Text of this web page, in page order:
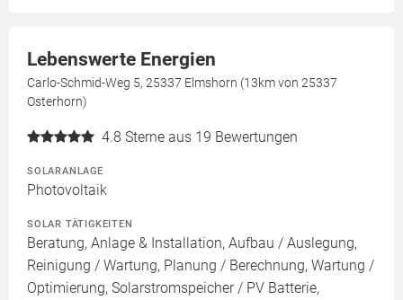
Lebenswerte Energien
Carlo-Schmid-Weg 5, 25337 Elmshorn (13km von 25337
Osterhorn)
4.8 Sterne aus 19 Bewertungen
SOLARANLAGE
Photovoltaik
SOLAR TÄTIGKEITEN
Beratung, Anlage & Installation, Aufbau / Auslegung,
Reinigung / Wartung, Planung / Berechnung, Wartung /
Optimierung, Solarstromspeicher / PV Batterie,